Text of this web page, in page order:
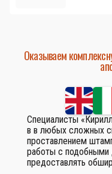
Оказываем
Специалисты
в в любых сложных
проставлением
работы с подобными
предоставлять